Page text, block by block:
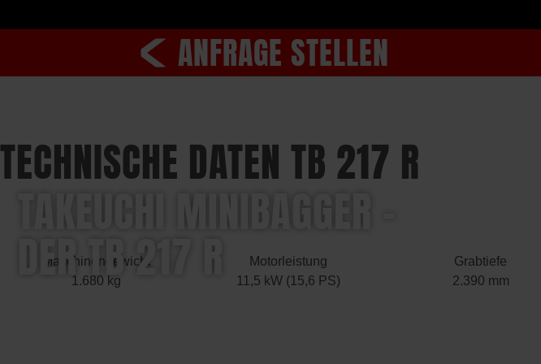
TAKEUCHI MINIBAGGER –
DER TB 217 R
ANFRAGE STELLEN
TECHNISCHE DATEN TB 217 R
Maschinengewicht
1.680 kg
Motorleistung
11,5 kW (15,6 PS)
Grabtiefe
2.390 mm